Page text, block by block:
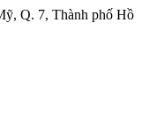
Q. 7, Thành phố Hồ